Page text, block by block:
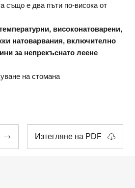
също е два пъти по-висока от
високонатоварени,
натоварвания, включително
за непрекъснато леене
на стомана
 Изтегляне на PDF 